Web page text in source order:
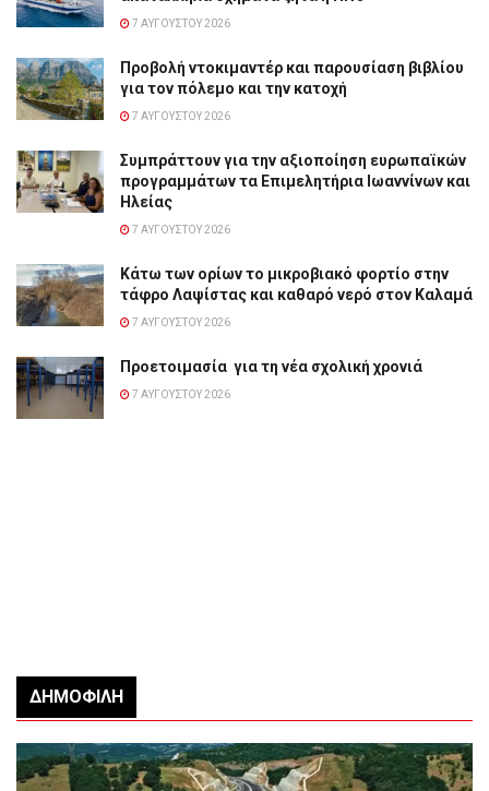
7 ΑΥΓΟΎΣΤΟΥ 2026
Προβολή ντοκιμαντέρ και παρουσίαση βιβλίου
για τον πόλεμο και την κατοχή
7 ΑΥΓΟΎΣΤΟΥ 2026
Συμπράττουν για την αξιοποίηση ευρωπαϊκών
προγραμμάτων τα Επιμελητήρια Ιωαννίνων και
Ηλείας
7 ΑΥΓΟΎΣΤΟΥ 2026
Κάτω των ορίων το μικροβιακό φορτίο στην
τάφρο Λαψίστας και καθαρό νερό στον Καλαμά
7 ΑΥΓΟΎΣΤΟΥ 2026
Προετοιμασία για τη νέα σχολική χρονιά
7 ΑΥΓΟΎΣΤΟΥ 2026
ΔΗΜΟΦΙΛΉ